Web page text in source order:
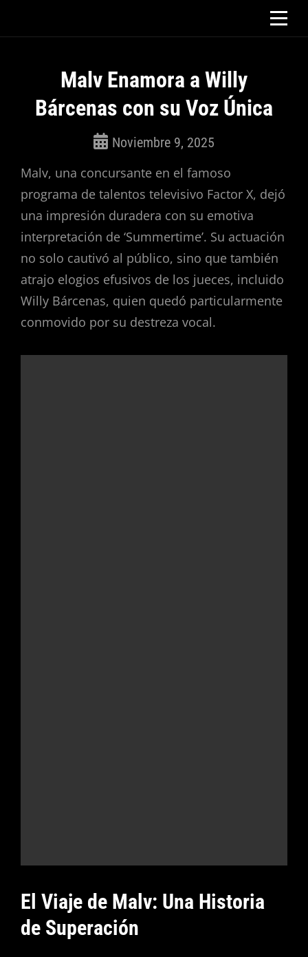
Malv Enamora a Willy
Bárcenas con su Voz Única
(Isabella)
Noviembre 9, 2025
Malv, una concursante en el famoso
programa de talentos televisivo Factor X, dejó
una impresión duradera con su emotiva
interpretación de ‘Summertime’. Su actuación
no solo cautivó al público, sino que también
atrajo elogios efusivos de los jueces, incluido
Willy Bárcenas, quien quedó particularmente
conmovido por su destreza vocal.
El Viaje de Malv: Una Historia
de Superación